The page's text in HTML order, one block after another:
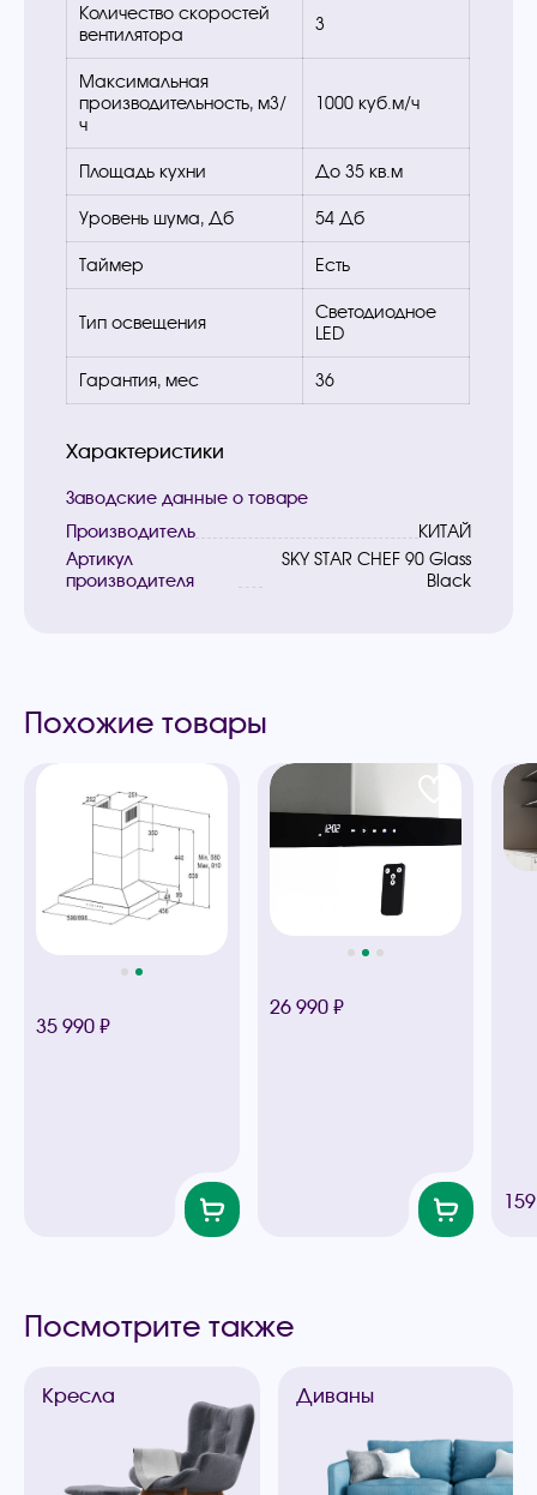
Количество скоростей
вентилятора
3
Максимальная
производительность, м3/
ч
1000 куб.м/ч
Площадь кухни До 35 кв.м
Уровень шума, Дб 54 Дб
Таймер Есть
Тип освещения
Светодиодное
LED
Гарантия, мес 36
Характеристики
Заводские данные о товаре
Производитель
КИТАЙ
Артикул
производителя
SKY STAR CHEF 90 Glass
Black
Похожие товары
35 990 ₽
26 990 ₽
Посмотрите также
Кресла Диваны